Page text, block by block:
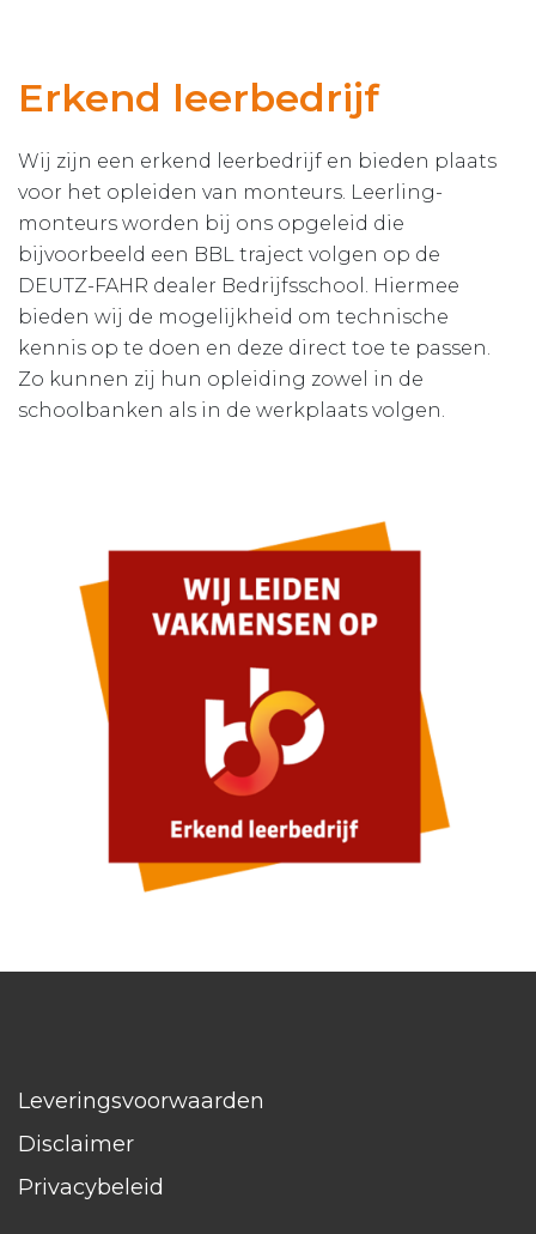
Erkend leerbedrijf
Wij zijn een erkend leerbedrijf en bieden plaats
voor het opleiden van monteurs. Leerling-
monteurs worden bij ons opgeleid die
bijvoorbeeld een BBL traject volgen op de
DEUTZ-FAHR dealer Bedrijfsschool. Hiermee
bieden wij de mogelijkheid om technische
kennis op te doen en deze direct toe te passen.
Zo kunnen zij hun opleiding zowel in de
schoolbanken als in de werkplaats volgen.
Leveringsvoorwaarden
Disclaimer
Privacybeleid